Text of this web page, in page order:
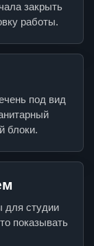
закрыть
работы.
под вид
блоки.
для студии
показывать